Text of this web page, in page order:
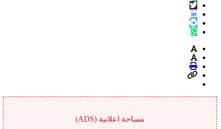
مساحة اعلانية (ADS)